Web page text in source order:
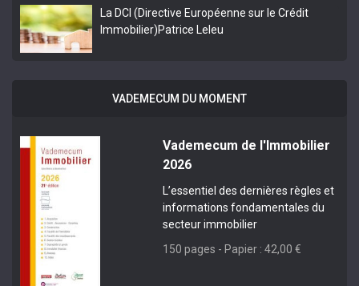
La DCI (Directive Européenne sur le Crédit
Immobilier)Patrice Leleu
VADEMECUM DU MOMENT
Vademecum de l'Immobilier
2026
L’essentiel des dernières règles et
informations fondamentales du
secteur immobilier
150 pages - Papier : 42,00 €